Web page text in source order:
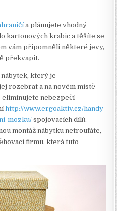
a plánujete vhodný
kartonových krabic a těšíte se
vám připomněli některé jevy,
překvapit.
který je
rozebrat a na novém místě
eliminujete nebezpečí
http://www.ergoaktiv.cz/handy-
mozku/ spojovacích dílů.
montáž nábytku netroufáte,
firmu, která tuto